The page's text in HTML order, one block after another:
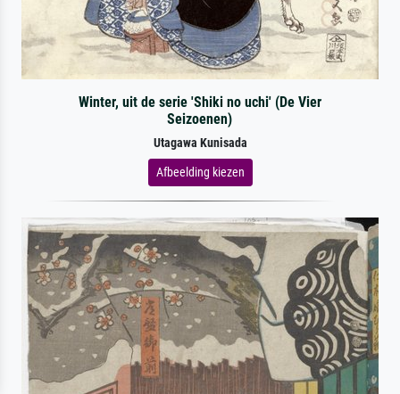
Winter, uit de serie 'Shiki no uchi' (De Vier
Seizoenen)
Utagawa Kunisada
Afbeelding kiezen